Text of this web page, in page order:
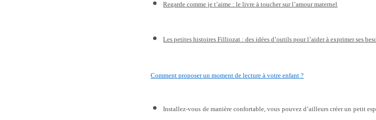
Regarde comme je t’aime : le livre à toucher sur l’amour maternel
Les petites histoires Filliozat : des idées d’outils pour l’aider à exprimer ses
Comment proposer un moment de lecture à votre enfant ?
Installez-vous de manière confortable, vous pouvez d’ailleurs créer un petit